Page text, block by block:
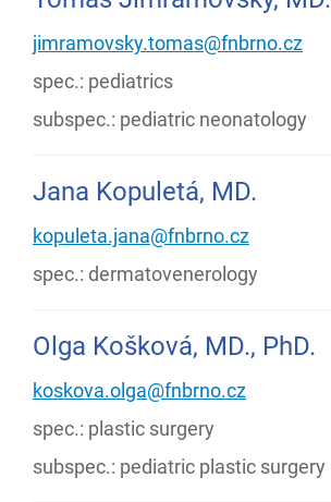
jimramovsky.tomas@fnbrno.cz
spec.: pediatrics
subspec.: pediatric neonatology
Jana Kopuletá, MD.
kopuleta.jana@fnbrno.cz
spec.: dermatovenerology
Olga Košková, MD., PhD.
koskova.olga@fnbrno.cz
spec.: plastic surgery
subspec.: pediatric plastic surgery